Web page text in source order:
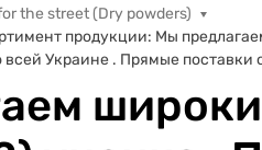
the street (Dry powders)
продукции: Мы
всей Украине . Прямые